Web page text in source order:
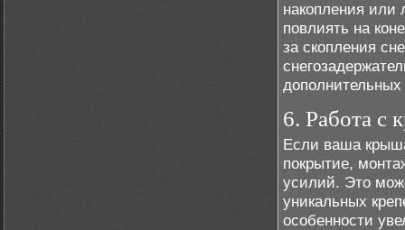
накопления или
повлиять на
за скопления
дополнительных
6. Работа с
Если ваша
покрытие,
усилий. Это
уникальных
особенности